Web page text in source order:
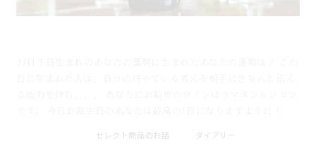
セレクト商品のお話 ダイアリー